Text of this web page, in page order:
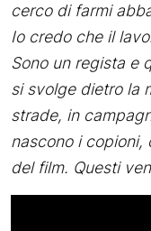
cerco di farmi
Io credo che il
Sono un regista e
si svolge dietro la
strade, in
nascono i copioni,
del film. Questi